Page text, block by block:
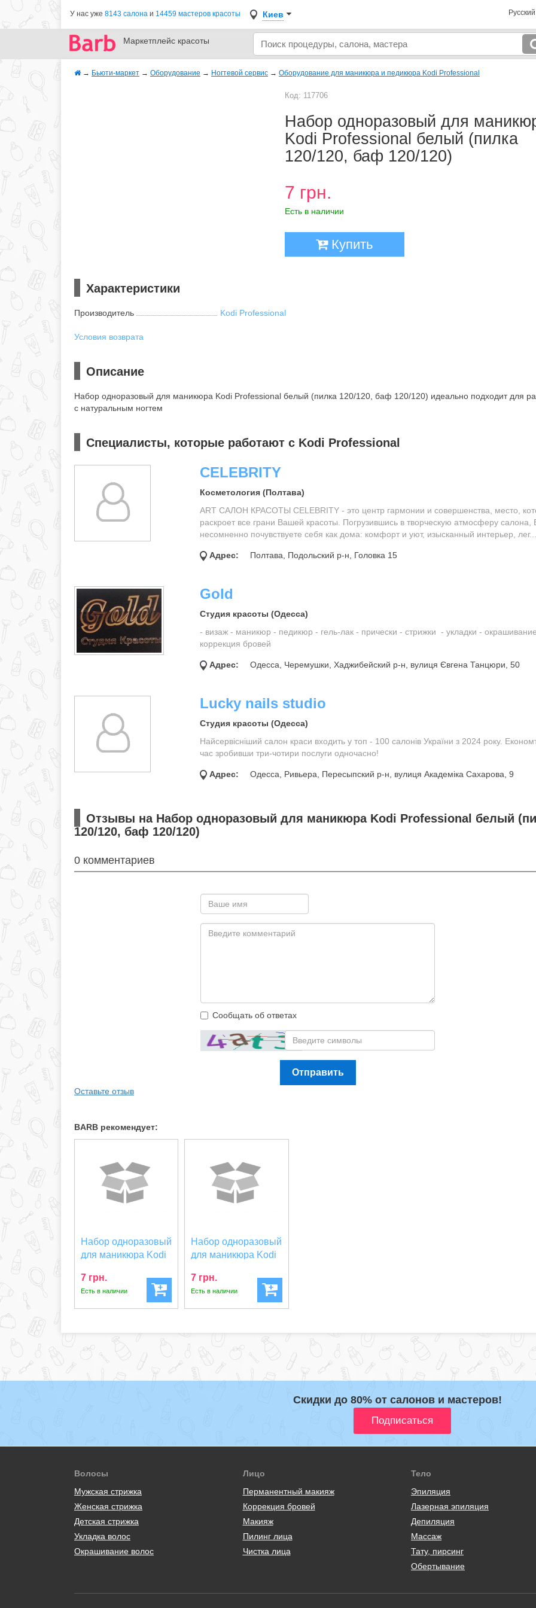
У нас уже 8143 салона и 14459 мастеров красоты Киев
Маркетплейс красоты
→ Бьюти-маркет → Оборудование → Ногтевой сервис → Оборудование для маникюра и педикюра Kodi Professional
Код: 117706
Набор одноразовый для
Kodi Professional белый (пилка
120/120, баф 120/120)
7 грн.
Есть в наличии
Купить
Характеристики
Производитель Kodi Professional
Условия возврата
Описание
Набор одноразовый для маникюра Kodi Professional белый (пилка 120/120, баф 120/120) идеально подходит для
с натуральным ногтем
Специалисты, которые работают с Kodi Professional
CELEBRITY
Косметология (Полтава)
ART САЛОН КРАСОТЫ CELEBRITY - это центр гармонии и совершенства, место,
раскроет все грани Вашей красоты. Погрузившись в творческую атмосферу салона,
несомненно почувствуете себя как дома: комфорт и уют, изысканный интерьер, лег...
Адрес: Полтава, Подольский р-н, Головка 15
Gold
Студия красоты (Одесса)
- визаж - маникюр - педикюр - гель-лак - прически - стрижки - укладки -
коррекция бровей
Адрес: Одесса, Черемушки, Хаджибейский р-н, вулиця Євгена Танцюри, 50
Lucky nails studio
Студия красоты (Одесса)
Найсервісніший салон краси входить у топ - 100 салонів України з 2024 року.
час зробивши три-чотири послуги одночасно!
Адрес: Одесса, Ривьера, Пересыпский р-н, вулиця Академіка Сахарова, 9
Отзывы на Набор одноразовый для маникюра Kodi Professional белый
120/120, баф 120/120)
0 комментариев
Сообщать об ответах
Отправить
Оставьте отзыв
BARB рекомендует:
Набор одноразовый
для маникюра Kodi
7 грн.
Есть в наличии
Набор одноразовый
для маникюра Kodi
7 грн.
Есть в наличии
Скидки до 80% от салонов и мастеров!
Волосы
Мужская стрижка
Женская стрижка
Детская стрижка
Укладка волос
Окрашивание волос
Лицо
Перманентный макияж
Коррекция бровей
Макияж
Пилинг лица
Чистка лица
Тело
Эпиляция
Лазерная эпиляция
Депиляция
Массаж
Тату, пирсинг
Обертывание